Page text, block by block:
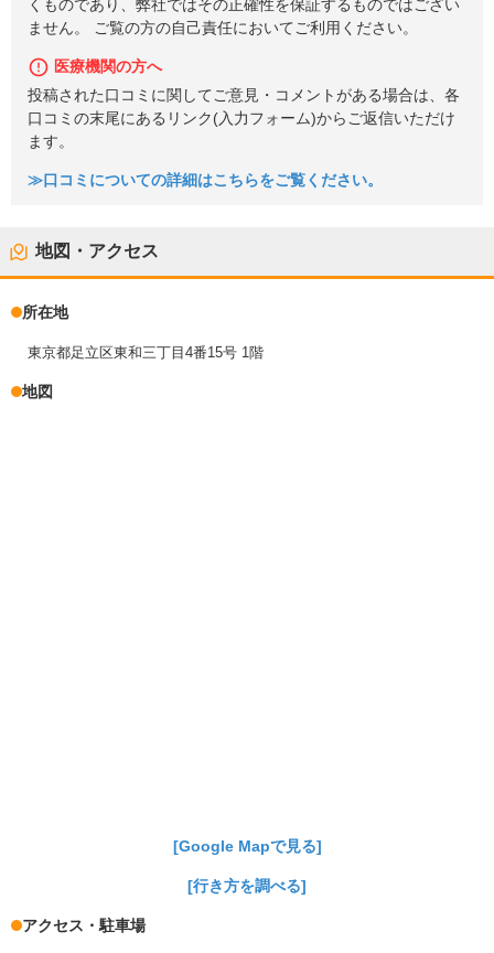
くものであり、弊社ではその正確性を保証するものではござい
ません。 ご覧の方の自己責任においてご利用ください。
医療機関の方へ
投稿された口コミに関してご意見・コメントがある場合は、各
口コミの末尾にあるリンク(入力フォーム)からご返信いただけ
ます。
≫口コミについての詳細はこちらをご覧ください。
地図・アクセス
所在地
東京都足立区東和三丁目4番15号 1階
地図
[Google Mapで見る]
[行き方を調べる]
アクセス・駐車場